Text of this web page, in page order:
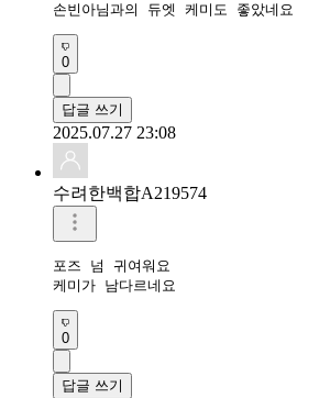
손빈아님과의 듀엣 케미도 좋았네요
0
답글 쓰기
2025.07.27 23:08
수려한백합A219574
포즈 넘 귀여워요
케미가 남다르네요
0
답글 쓰기